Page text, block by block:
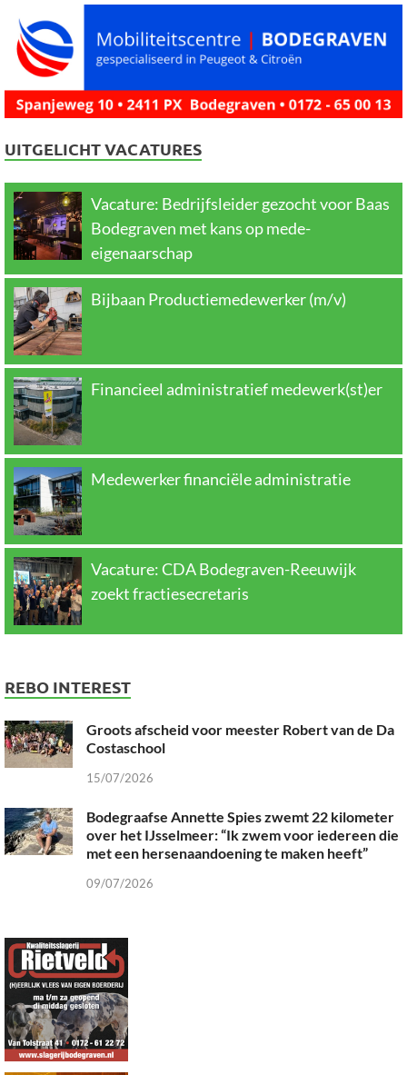
UITGELICHT VACATURES
Vacature: Bedrijfsleider gezocht voor Baas
Bodegraven met kans op mede-
eigenaarschap
Bijbaan Productiemedewerker (m/v)
Financieel administratief medewerk(st)er
Medewerker financiële administratie
Vacature: CDA Bodegraven-Reeuwijk
zoekt fractiesecretaris
REBO INTEREST
Groots afscheid voor meester Robert van de Da
Costaschool
15/07/2026
Bodegraafse Annette Spies zwemt 22 kilometer
over het IJsselmeer: “Ik zwem voor iedereen die
met een hersenaandoening te maken heeft”
09/07/2026